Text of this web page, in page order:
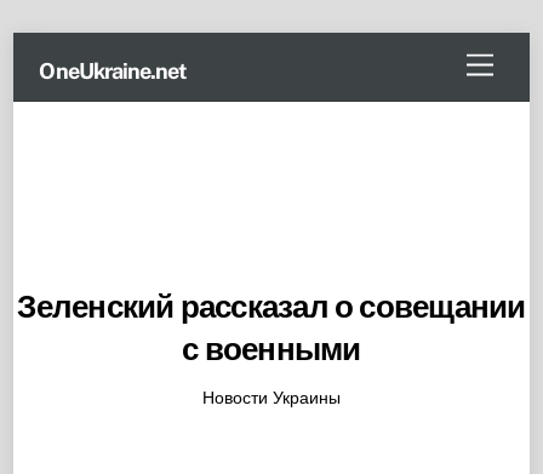
content
Menu
OneUkraine.net
Зеленский рассказал о совещании
с военными
Новости Украины